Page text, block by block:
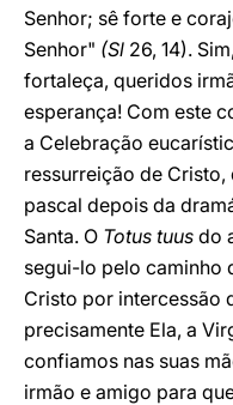
Senhor; sê forte e
Senhor" (Sl 26, 14).
fortaleça, queridos
esperança! Com este
a Celebração
ressurreição de
pascal depois da
Santa. O Totus tuus do
segui-lo pelo caminho
Cristo por intercessão
precisamente Ela, a
confiamos nas suas
irmão e amigo para